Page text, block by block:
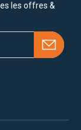
les offres &